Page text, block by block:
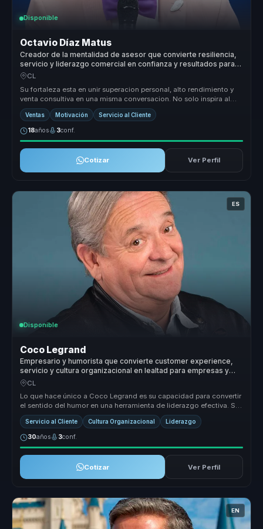
Disponible
Octavio Díaz Matus
Creador de la mentalidad de asesor que convierte resiliencia,
servicio y liderazgo comercial en confianza y resultados para
equipos.
CL
Su fortaleza esta en unir superacion personal, alto rendimiento y
venta consultiva en una misma conversacion. No solo inspira al
equipo: ...
Ventas Motivación Servicio al Cliente
18años 3conf.
Cotizar Ver Perfil
ES
Disponible
Coco Legrand
Empresario y humorista que convierte customer experience,
servicio y cultura organizacional en lealtad para empresas y
equipos.
CL
Lo que hace único a Coco Legrand es su capacidad para convertir
el sentido del humor en una herramienta de liderazgo efectiva. Su
enfoque...
Servicio al Cliente Cultura Organizacional Liderazgo
30años 3conf.
Cotizar Ver Perfil
EN